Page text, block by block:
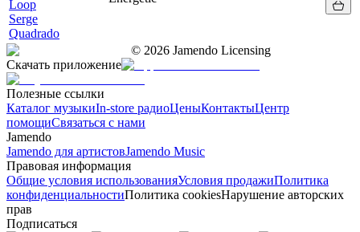
Loop
Serge
Quadrado
© 2026 Jamendo Licensing
Скачать приложение
Полезные ссылки
Каталог музыкиIn-store радиоЦеныКонтактыЦентр
помощиСвязаться с нами
Jamendo
Jamendo для артистовJamendo Music
Правовая информация
Общие условия использованияУсловия продажиПолитика
конфиденциальностиПолитика cookiesНарушение авторских
прав
Подписаться